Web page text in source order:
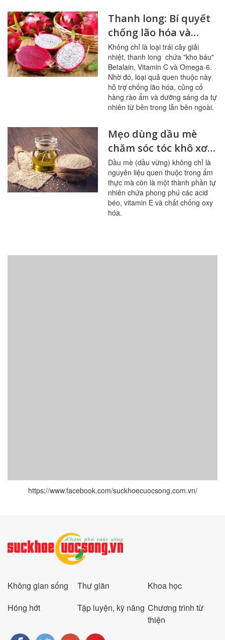
Thanh long: Bí quyết
chống lão hóa và
dưỡng da căng bóng
Không chỉ là loại trái cây giải
nhiệt, thanh long chứa "kho báu"
Betalain, Vitamin C và Omega-6.
Nhờ đó, loại quả quen thuộc này
hỗ trợ chống lão hóa, củng cố
hàng rào ẩm và dưỡng sáng da tự
nhiên từ bên trong lẫn bên ngoài.
Mẹo dùng dầu mè
chăm sóc tóc khô xơ,
giảm gãy rụng
Dầu mè (dầu vừng) không chỉ là
nguyên liệu quen thuộc trong ẩm
thực mà còn là một thành phần tự
nhiên chứa phong phú các acid
béo, vitamin E và chất chống oxy
hóa.
https://www.facebook.com/suckhoecuocsong.com.vn/
Không gian sống Thư giãn
Khoa học
Hóng hớt
Tập luyện, kỹ năng Chương trình từ
thiện